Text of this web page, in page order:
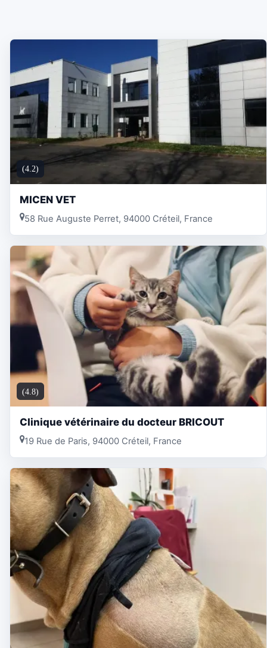
(4.2)
MICEN VET
58 Rue Auguste Perret, 94000 Créteil, France
(4.8)
Clinique vétérinaire du docteur BRICOUT
19 Rue de Paris, 94000 Créteil, France